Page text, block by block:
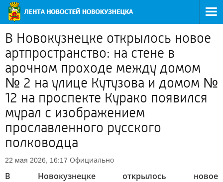
В Новокузнецке открылось новое
артпространство: на стене в
арочном проходе между домом
№ 2 на улице Кутузова и домом №
12 на проспекте Курако появился
мурал с изображением
прославленного русского
полководца
22 мая 2026, 16:17 Официально
В Новокузнецке открылось новое